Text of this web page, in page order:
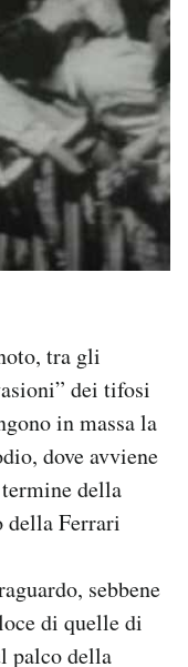
tra gli
dei tifosi
in massa la
dove avviene
della
della Ferrari
sebbene
di quelle di
palco della